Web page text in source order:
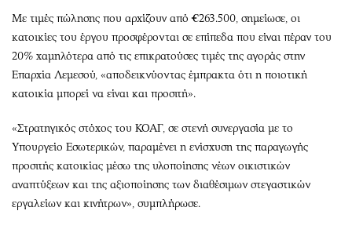
Με τιμές πώλησης που αρχίζουν από €263.500, σημείωσε, οι
κατοικίες του έργου προσφέρονται σε επίπεδα που είναι πέραν του
20% χαμηλότερα από τις επικρατούσες τιμές της αγοράς στην
Επαρχία Λεμεσού, «αποδεικνύοντας έμπρακτα ότι η ποιοτική
κατοικία μπορεί να είναι και προσιτή».
«Στρατηγικός στόχος του ΚΟΑΓ, σε στενή συνεργασία με το
Υπουργείο Εσωτερικών, παραμένει η ενίσχυση της παραγωγής
προσιτής κατοικίας μέσω της υλοποίησης νέων οικιστικών
αναπτύξεων και της αξιοποίησης των διαθέσιμων στεγαστικών
εργαλείων και κινήτρων», συμπλήρωσε.